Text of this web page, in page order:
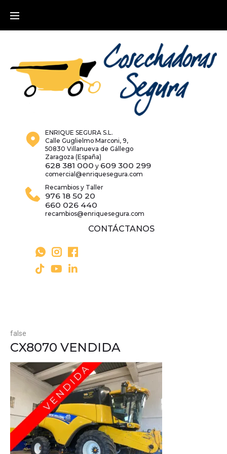
ENRIQUE SEGURA S.L.
Calle Guglielmo Marconi, 9,
50830 Villanueva de Gállego
Zaragoza (España)
628 381 000 y 609 300 299
comercial@enriquesegura.com
Recambios y Taller
976 18 50 20
660 026 440
recambios@enriquesegura.com
CONTÁCTANOS
false
CX8070 VENDIDA